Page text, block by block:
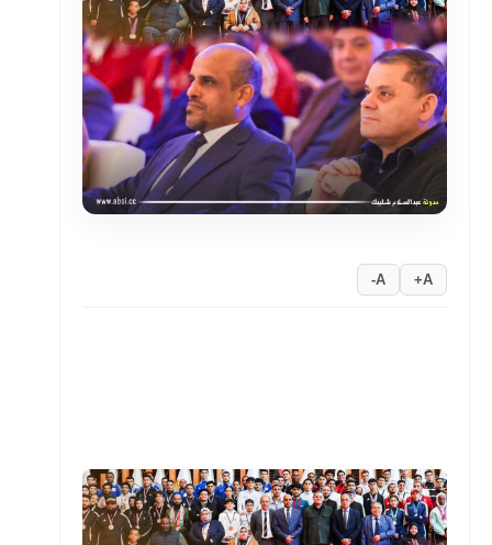
A+
A-